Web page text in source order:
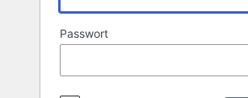
Passwort